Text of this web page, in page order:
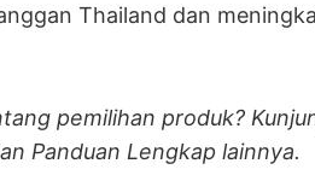
Thailand dan
pemilihan produk?
Panduan Lengkap lainnya.